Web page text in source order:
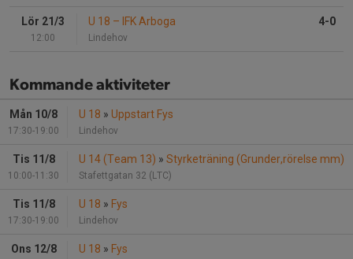
Lör 21/3
12:00
U 18 – IFK Arboga
Lindehov
4-0
Kommande aktiviteter
Mån 10/8
17:30-19:00
U 18 » Uppstart Fys
Lindehov
Tis 11/8
10:00-11:30
U 14 (Team 13) » Styrketräning (Grunder,rörelse mm)
Stafettgatan 32 (LTC)
Tis 11/8
17:30-19:00
U 18 » Fys
Lindehov
Ons 12/8 U 18 » Fys